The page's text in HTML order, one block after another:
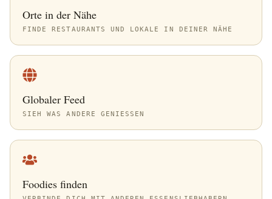
Orte in der Nähe
FINDE RESTAURANTS UND LOKALE IN DEINER NÄHE
Globaler Feed
SIEH WAS ANDERE GENIESSEN
Foodies finden